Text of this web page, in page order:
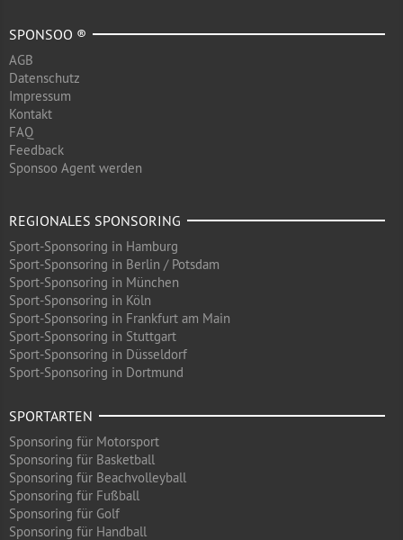
SPONSOO ®
AGB
Datenschutz
Impressum
Kontakt
FAQ
Feedback
Sponsoo Agent werden
REGIONALES SPONSORING
Sport-Sponsoring in Hamburg
Sport-Sponsoring in Berlin / Potsdam
Sport-Sponsoring in München
Sport-Sponsoring in Köln
Sport-Sponsoring in Frankfurt am Main
Sport-Sponsoring in Stuttgart
Sport-Sponsoring in Düsseldorf
Sport-Sponsoring in Dortmund
SPORTARTEN
Sponsoring für Motorsport
Sponsoring für Basketball
Sponsoring für Beachvolleyball
Sponsoring für Fußball
Sponsoring für Golf
Sponsoring für Handball